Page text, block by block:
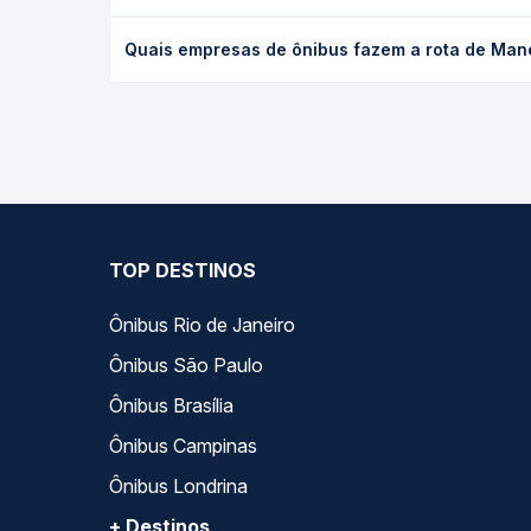
antecedência da compra. Na Quero Passagem
Quais empresas de ônibus fazem a rota de
TOP DESTINOS
Ônibus Rio de Janeiro
Ônibus São Paulo
Ônibus Brasília
Ônibus Campinas
Ônibus Londrina
+ Destinos